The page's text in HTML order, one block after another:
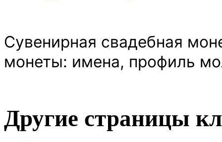
Сувенирная свадебная
монеты: имена, профиль
Другие страницы